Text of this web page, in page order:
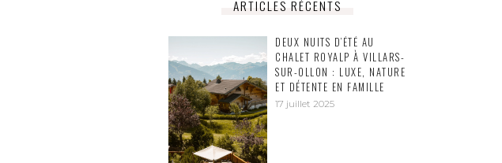
ARTICLES RÉCENTS
DEUX NUITS D’ÉTÉ AU
CHALET ROYALP À VILLARS-
SUR-OLLON : LUXE, NATURE
ET DÉTENTE EN FAMILLE
17 juillet 2025